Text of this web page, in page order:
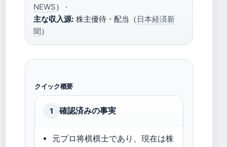
NEWS） ·
主な収入源: 株主優待・配当（ 日本経済新
聞）
クイック概要
1 確認済みの事実
元プロ将棋棋士であり、現在は株